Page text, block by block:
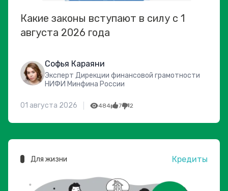
Какие законы вступают в силу с 1
августа 2026 года
Софья Караяни
Эксперт Дирекции финансовой грамотности
НИФИ Минфина России
01 августа 2026 484 7 2
Для жизни Кредиты